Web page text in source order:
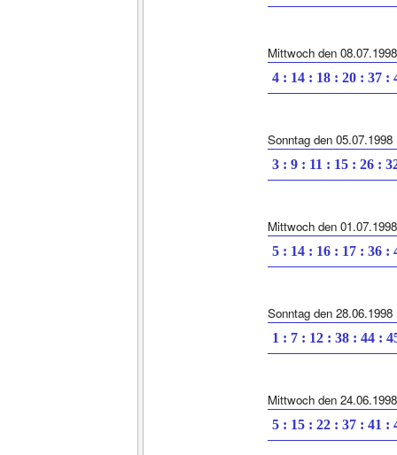
Mittwoch den 08.07.1998
4 : 14 : 18 : 20 : 37 :
Sonntag den 05.07.1998
3 : 9 : 11 : 15 : 26 :
Mittwoch den 01.07.1998
5 : 14 : 16 : 17 : 36 :
Sonntag den 28.06.1998
1 : 7 : 12 : 38 : 44 :
Mittwoch den 24.06.1998
5 : 15 : 22 : 37 : 41 :